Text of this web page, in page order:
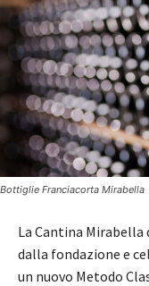
Bottiglie Franciacorta Mirabella
La Cantina Mirabella
dalla fondazione e
un nuovo Metodo